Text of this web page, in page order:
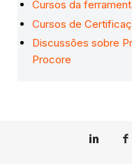
Cursos da
Cursos de
Discussões sobre
Procore